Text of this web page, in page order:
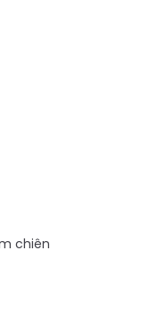
chiên